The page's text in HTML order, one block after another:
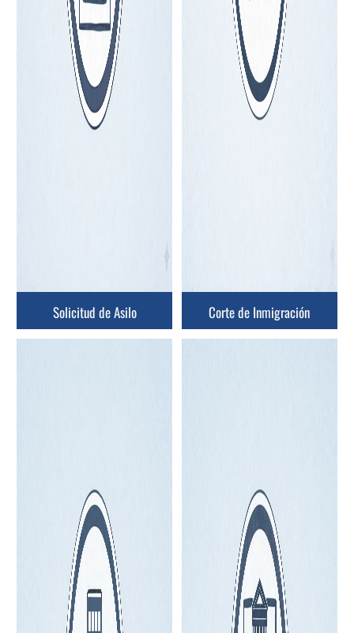
Solicitud de Asilo Corte de Inmigración